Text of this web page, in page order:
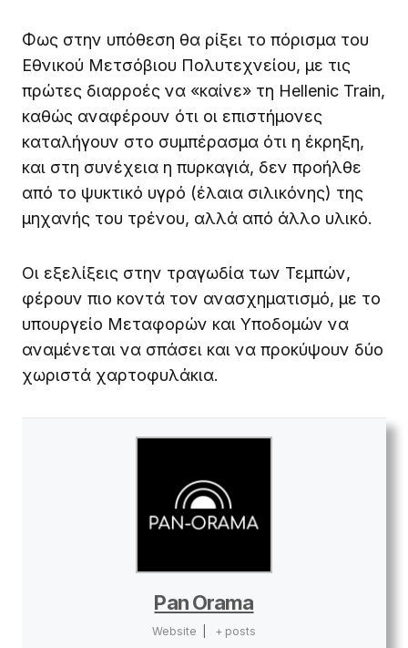
Φως στην υπόθεση θα ρίξει το πόρισμα του
Εθνικού Μετσόβιου Πολυτεχνείου, με τις
πρώτες διαρροές να «καίνε» τη Hellenic Train,
καθώς αναφέρουν ότι οι επιστήμονες
καταλήγουν στο συμπέρασμα ότι η έκρηξη,
και στη συνέχεια η πυρκαγιά, δεν προήλθε
από το ψυκτικό υγρό (έλαια σιλικόνης) της
μηχανής του τρένου, αλλά από άλλο υλικό.
Οι εξελίξεις στην τραγωδία των Τεμπών,
φέρουν πιο κοντά τον ανασχηματισμό, με το
υπουργείο Μεταφορών και Υποδομών να
αναμένεται να σπάσει και να προκύψουν δύο
χωριστά χαρτοφυλάκια.
Pan Orama
Website + posts